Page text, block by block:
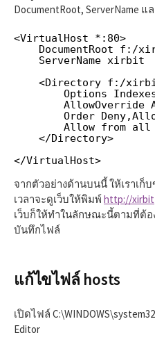
DocumentRoot, ServerName
<VirtualHost *:80>
DocumentRoot f:/
ServerName xirbit
<Directory f:/
Options
AllowOverride
Order
Allow from all
</Directory>
</VirtualHost>
จากตัวอย่างด้านบนนี้ ให้เราเก็
เวลาจะดูเว็บให้พิมพ์http://xirbit
เว็บก็ให้ทำในลักษณะนี้ตามที่ต้อ
บันทึกไฟล์
แก้ไขไฟล์ hosts
เปิดไฟล์
Editor